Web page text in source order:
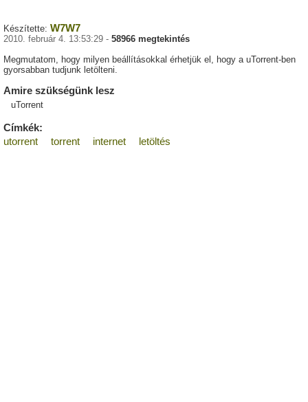
Készítette: W7W7
2010. február 4. 13:53:29 - 58966 megtekintés
Megmutatom, hogy milyen beállításokkal érhetjük el, hogy a uTorrent-ben
gyorsabban tudjunk letölteni.
Amire szükségünk lesz
uTorrent
Címkék:
utorrent
torrent internet letöltés